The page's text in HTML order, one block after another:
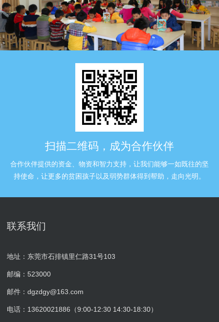
扫描二维码，成为合作伙伴
合作伙伴提供的资金、物资和智力支持，让我们能够一如既往的坚
持使命，让更多的贫困孩子以及弱势群体得到帮助，走向光明。
联系我们
地址：东莞市石排镇里仁路31号103
邮编：523000
邮件：dgzdgy@163.com
电话：13620021886（9:00-12:30 14:30-18:30）